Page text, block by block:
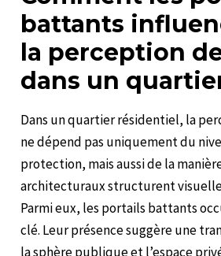
battants
la perception
dans un
Dans un quartier résidentiel, la
ne dépend pas uniquement du
protection, mais aussi de la
architecturaux structurent
Parmi eux, les portails battants
clé. Leur présence suggère une
la sphère publique et l’espace